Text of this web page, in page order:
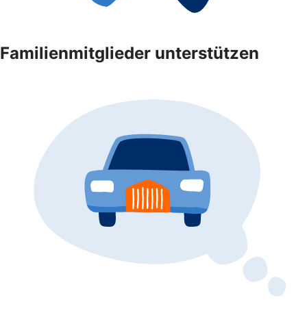
Familienmitglieder unterstützen